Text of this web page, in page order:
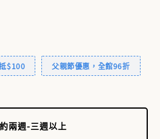
$100 父親節優惠，全館96折
兩週-三週以上